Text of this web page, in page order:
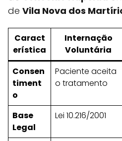
de Vila Nova dos
Caract
erística
Internação
Voluntária
Consen
timent
o
Paciente aceita
o tratamento
Base
Legal
Lei 10.216/2001